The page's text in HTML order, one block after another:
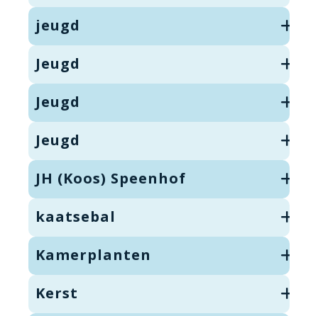
jeugd
Jeugd
Jeugd
Jeugd
JH (Koos) Speenhof
kaatsebal
Kamerplanten
Kerst